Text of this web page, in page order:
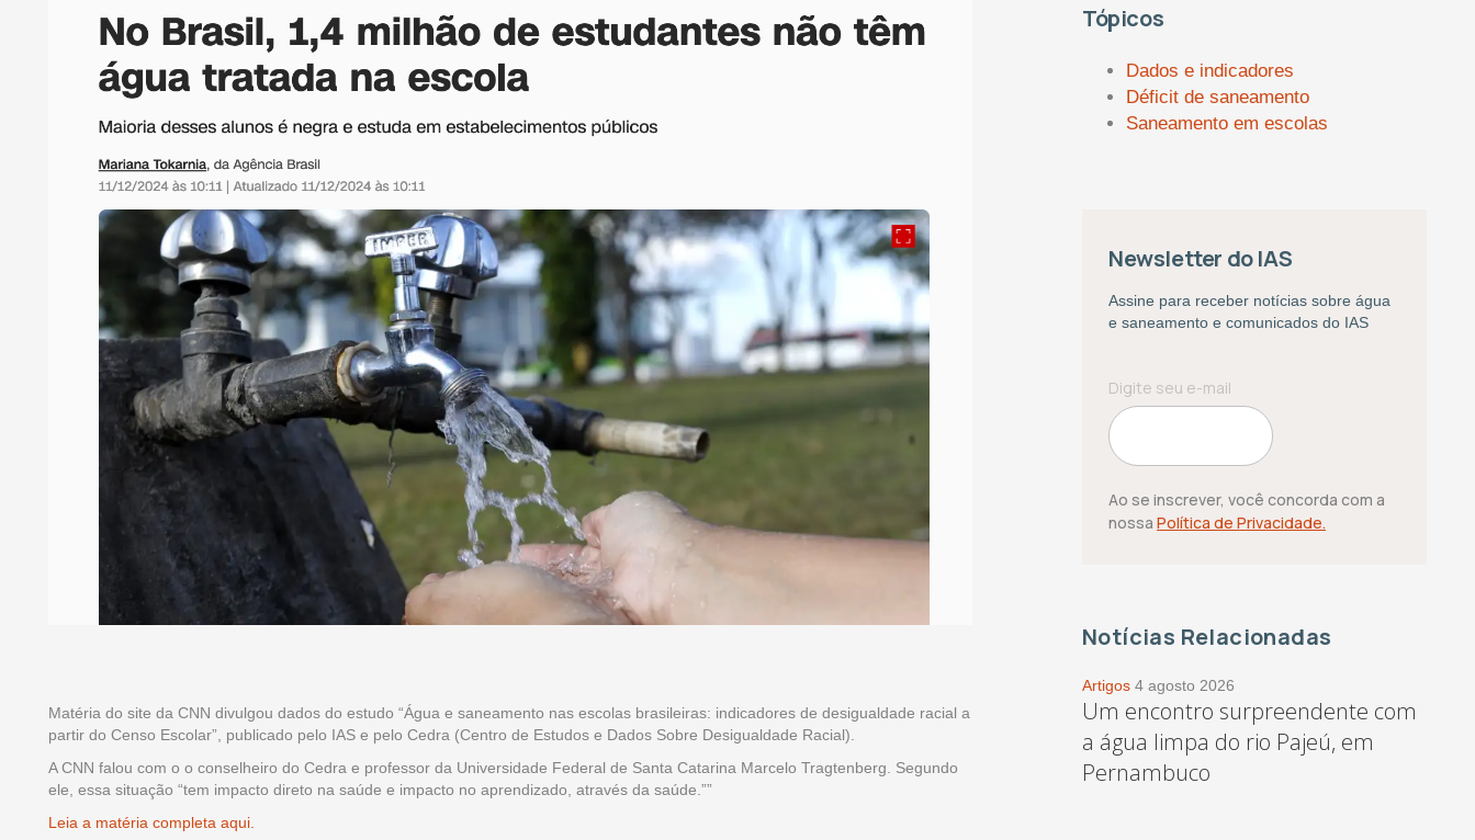
Matéria do site da CNN divulgou dados do estudo “Água e saneamento nas escolas brasileiras: indicadores de desigualdade racial a
partir do Censo Escolar”, publicado pelo IAS e pelo Cedra (Centro de Estudos e Dados Sobre Desigualdade Racial).
A CNN falou com o o conselheiro do Cedra e professor da Universidade Federal de Santa Catarina Marcelo Tragtenberg. Segundo
ele, essa situação “tem impacto direto na saúde e impacto no aprendizado, através da saúde.””
Leia a matéria completa aqui.
Tópicos
Dados e indicadores
Déficit de saneamento
Saneamento em escolas
Newsletter do IAS
Assine para receber notícias sobre água
e saneamento e comunicados do IAS
Ao se inscrever, você concorda com a
nossa Política de Privacidade.
Notícias Relacionadas
Artigos 4 agosto 2026
Um encontro surpreendente com
a água limpa do rio Pajeú, em
Pernambuco